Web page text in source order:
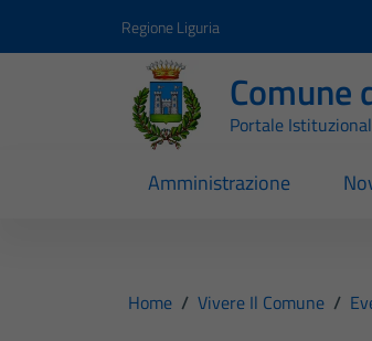
Regione Liguria
Comune
Portale
Amministrazione
Home / Vivere Il Comune /